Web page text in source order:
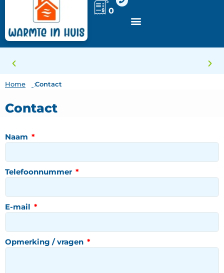
de
inhoud
0
Volledige
ontzorging
Home Contact
Contact
Naam
Telefoonnummer
E-mail
Opmerking / vragen